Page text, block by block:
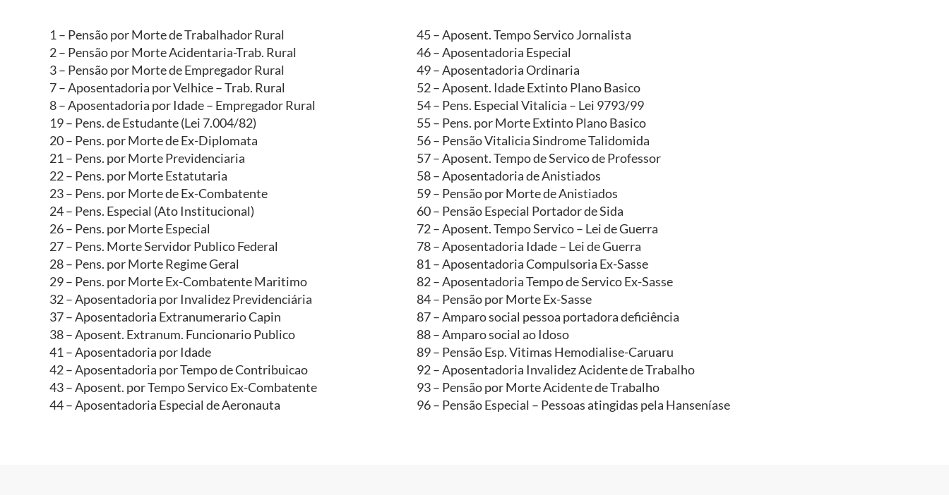
1 – Pensão por Morte de Trabalhador Rural
2 – Pensão por Morte Acidentaria-Trab. Rural
3 – Pensão por Morte de Empregador Rural
7 – Aposentadoria por Velhice – Trab. Rural
8 – Aposentadoria por Idade – Empregador Rural
19 – Pens. de Estudante (Lei 7.004/82)
20 – Pens. por Morte de Ex-Diplomata
21 – Pens. por Morte Previdenciaria
22 – Pens. por Morte Estatutaria
23 – Pens. por Morte de Ex-Combatente
24 – Pens. Especial (Ato Institucional)
26 – Pens. por Morte Especial
27 – Pens. Morte Servidor Publico Federal
28 – Pens. por Morte Regime Geral
29 – Pens. por Morte Ex-Combatente Maritimo
32 – Aposentadoria por Invalidez Previdenciária
37 – Aposentadoria Extranumerario Capin
38 – Aposent. Extranum. Funcionario Publico
41 – Aposentadoria por Idade
42 – Aposentadoria por Tempo de Contribuicao
43 – Aposent. por Tempo Servico Ex-Combatente
44 – Aposentadoria Especial de Aeronauta
45 – Aposent. Tempo Servico Jornalista
46 – Aposentadoria Especial
49 – Aposentadoria Ordinaria
52 – Aposent. Idade Extinto Plano Basico
54 – Pens. Especial Vitalicia – Lei 9793/99
55 – Pens. por Morte Extinto Plano Basico
56 – Pensão Vitalicia Sindrome Talidomida
57 – Aposent. Tempo de Servico de Professor
58 – Aposentadoria de Anistiados
59 – Pensão por Morte de Anistiados
60 – Pensão Especial Portador de Sida
72 – Aposent. Tempo Servico – Lei de Guerra
78 – Aposentadoria Idade – Lei de Guerra
81 – Aposentadoria Compulsoria Ex-Sasse
82 – Aposentadoria Tempo de Servico Ex-Sasse
84 – Pensão por Morte Ex-Sasse
87 – Amparo social pessoa portadora deficiência
88 – Amparo social ao Idoso
89 – Pensão Esp. Vitimas Hemodialise-Caruaru
92 – Aposentadoria Invalidez Acidente de Trabalho
93 – Pensão por Morte Acidente de Trabalho
96 – Pensão Especial – Pessoas atingidas pela Hanseníase